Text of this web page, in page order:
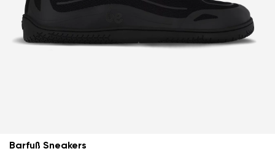
Barfuß Sneakers